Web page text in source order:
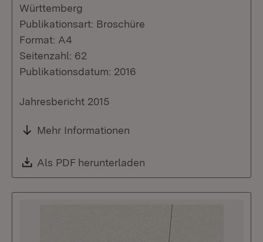
Württemberg
Publikationsart: Broschüre
Format: A4
Seitenzahl: 62
Publikationsdatum: 2016
Jahresbericht 2015
Mehr Informationen
Download:
Als PDF herunterladen